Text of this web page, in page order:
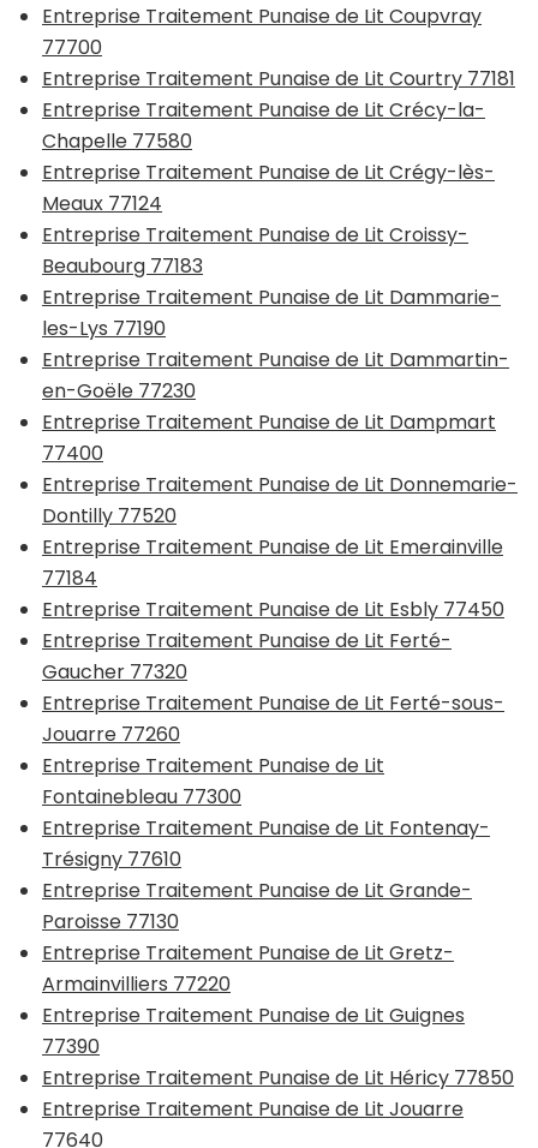
Entreprise Traitement Punaise de Lit Coupvray
77700
Entreprise Traitement Punaise de Lit Courtry 77181
Entreprise Traitement Punaise de Lit Crécy-la-
Chapelle 77580
Entreprise Traitement Punaise de Lit Crégy-lès-
Meaux 77124
Entreprise Traitement Punaise de Lit Croissy-
Beaubourg 77183
Entreprise Traitement Punaise de Lit Dammarie-
les-Lys 77190
Entreprise Traitement Punaise de Lit Dammartin-
en-Goële 77230
Entreprise Traitement Punaise de Lit Dampmart
77400
Entreprise Traitement Punaise de Lit Donnemarie-
Dontilly 77520
Entreprise Traitement Punaise de Lit Emerainville
77184
Entreprise Traitement Punaise de Lit Esbly 77450
Entreprise Traitement Punaise de Lit Ferté-
Gaucher 77320
Entreprise Traitement Punaise de Lit Ferté-sous-
Jouarre 77260
Entreprise Traitement Punaise de Lit
Fontainebleau 77300
Entreprise Traitement Punaise de Lit Fontenay-
Trésigny 77610
Entreprise Traitement Punaise de Lit Grande-
Paroisse 77130
Entreprise Traitement Punaise de Lit Gretz-
Armainvilliers 77220
Entreprise Traitement Punaise de Lit Guignes
77390
Entreprise Traitement Punaise de Lit Héricy 77850
Entreprise Traitement Punaise de Lit Jouarre
77640